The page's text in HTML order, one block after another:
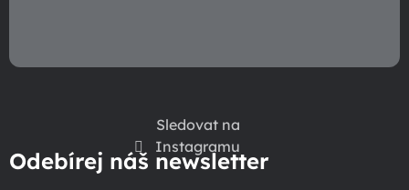
Sledovat na
Instagramu
Odebírej náš newsletter